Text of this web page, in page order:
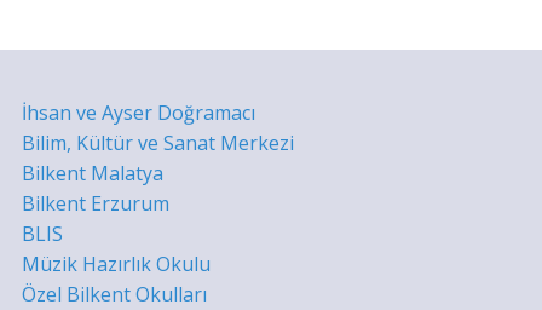
İhsan ve Ayser Doğramacı
Bilim, Kültür ve Sanat Merkezi
Bilkent Malatya
Bilkent Erzurum
BLIS
Müzik Hazırlık Okulu
Özel Bilkent Okulları